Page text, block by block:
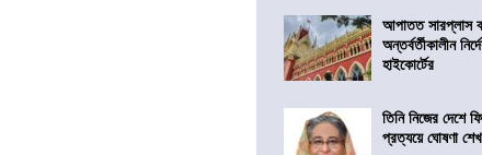
আপাতত সারপ্লাস
অন্তর্বর্তীকালীন
হাইকোর্টের
তিনি নিজের দেশে
প্রত্যয়ে ঘোষণা শেখ